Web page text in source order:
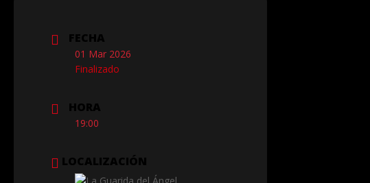
FECHA
01 Mar 2026
Finalizado
HORA
19:00
LOCALIZACIÓN